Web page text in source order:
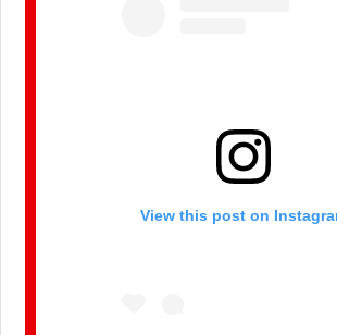
View this post on